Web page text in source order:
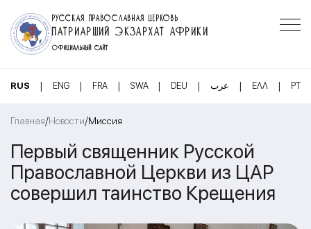
РУССКАЯ ПРАВОСЛАВНАЯ ЦЕРКОВЬ
ПАТРИАРШИЙ ЭКЗАРХАТ АФРИКИ
ОФИЦИАЛЬНЫЙ САЙТ
RUS | ENG | FRA | SWA | DEU | عرب | ΕΛΛ | PT
Главная/Новости/Миссия
Первый священник Русской
Православной Церкви из ЦАР
совершил таинство Крещения